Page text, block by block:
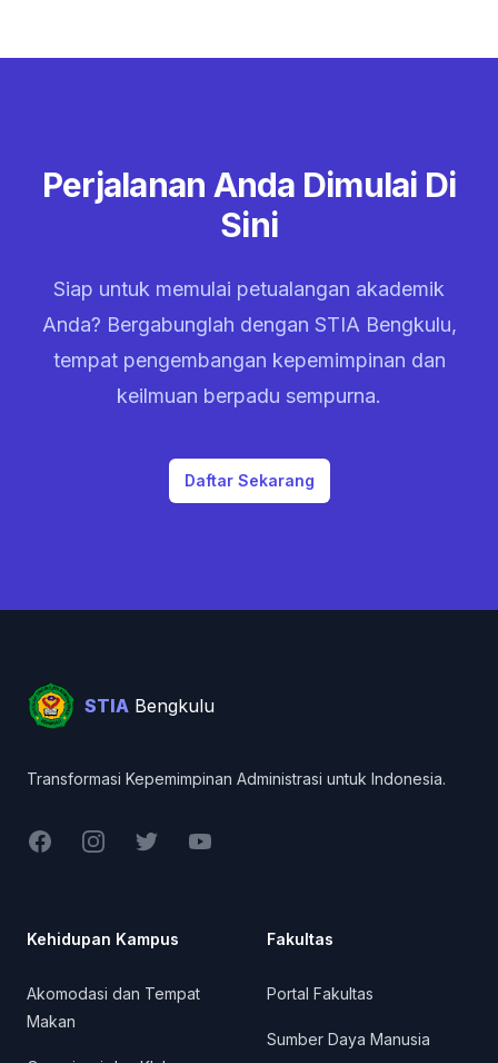
Perjalanan Anda Dimulai Di
Sini
Siap untuk memulai petualangan akademik
Anda? Bergabunglah dengan STIA Bengkulu,
tempat pengembangan kepemimpinan dan
keilmuan berpadu sempurna.
Daftar Sekarang
STIA Bengkulu
Transformasi Kepemimpinan Administrasi untuk Indonesia.
FacebookInstagramTwitterYouTube
Kehidupan Kampus
Akomodasi dan Tempat
Makan
Fakultas
Portal Fakultas
Sumber Daya Manusia